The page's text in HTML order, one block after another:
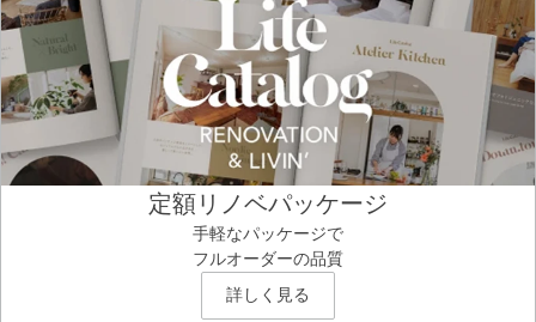
定額リノベパッケージ
手軽なパッケージで
フルオーダーの品質
詳しく見る